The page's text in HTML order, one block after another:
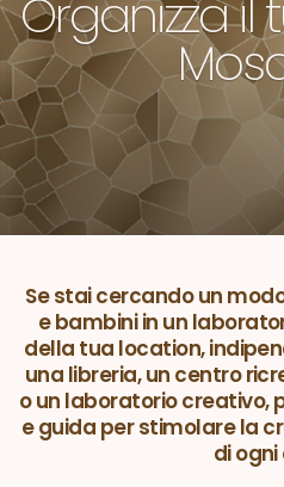
Organizza il
Se stai cercando un
e bambini in un
della tua location,
una libreria, un centro
o un laboratorio creativo,
e guida per stimolare la
di